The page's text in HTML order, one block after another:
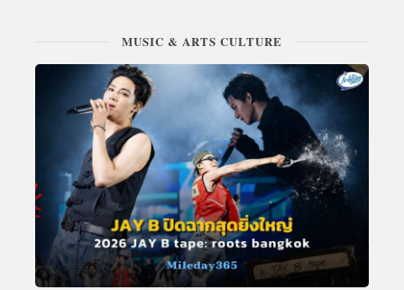
MUSIC & ARTS CULTURE